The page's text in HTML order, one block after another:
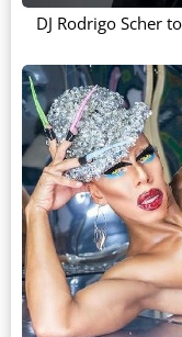
DJ Rodrigo Scher